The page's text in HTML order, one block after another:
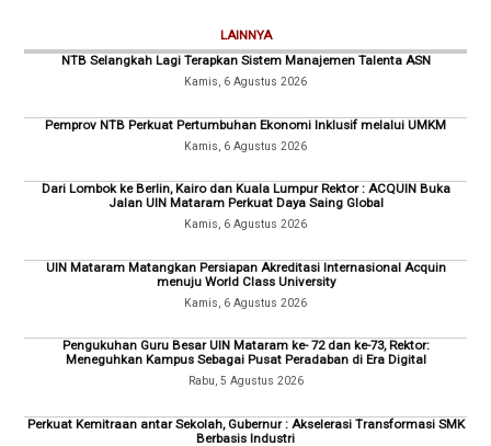
LAINNYA
NTB Selangkah Lagi Terapkan Sistem Manajemen Talenta ASN
Kamis, 6 Agustus 2026
Pemprov NTB Perkuat Pertumbuhan Ekonomi Inklusif melalui UMKM
Kamis, 6 Agustus 2026
Dari Lombok ke Berlin, Kairo dan Kuala Lumpur Rektor : ACQUIN Buka
Jalan UIN Mataram Perkuat Daya Saing Global
Kamis, 6 Agustus 2026
UIN Mataram Matangkan Persiapan Akreditasi Internasional Acquin
menuju World Class University
Kamis, 6 Agustus 2026
Pengukuhan Guru Besar UIN Mataram ke- 72 dan ke-73, Rektor:
Meneguhkan Kampus Sebagai Pusat Peradaban di Era Digital
Rabu, 5 Agustus 2026
Perkuat Kemitraan antar Sekolah, Gubernur : Akselerasi Transformasi SMK
Berbasis Industri